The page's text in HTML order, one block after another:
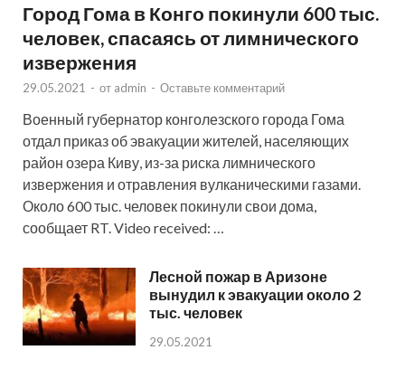
Город Гома в Конго покинули 600 тыс.
человек, спасаясь от лимнического
извержения
29.05.2021 - от admin - Оставьте комментарий
Военный губернатор конголезского города Гома
отдал приказ об эвакуации жителей, населяющих
район озера Киву, из-за риска лимнического
извержения и отравления вулканическими газами.
Около 600 тыс. человек покинули свои дома,
сообщает RT. Video received: …
Лесной пожар в Аризоне
вынудил к эвакуации около 2
тыс. человек
29.05.2021